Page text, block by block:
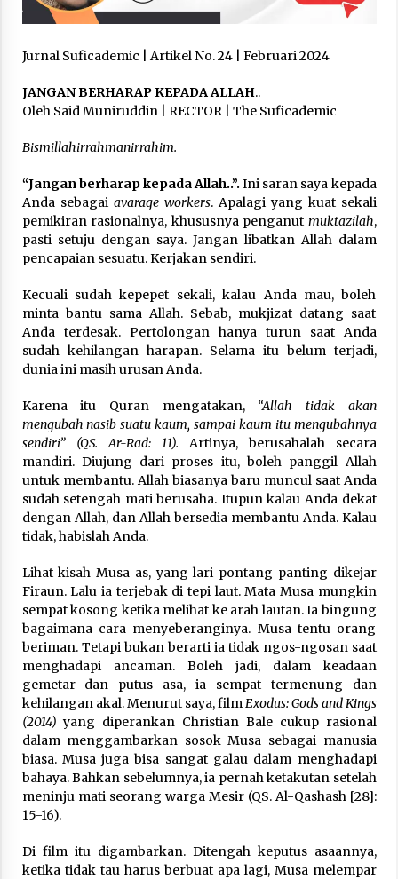
3 months ago
Takut Mati
Siswa YPHC
Said Muniruddin Beri Pelatihan dan Motivasi
untuk 179 Guru Diniyah Disdikbud Kota Banda
Aceh
4 months ago
SELVi: Sebuah Model Motivasi dalam
Kepemimpinan Bisnis
4 months ago
Eksistensi Iran dalam Tiga Ayat: Memahami
Nubuwwat
4 months ago
Jurnal Suficademic | Artikel No. 24 | Februari 2024
JANGAN BERHARAP KEPADA ALLAH..
Oleh Said Muniruddin | RECTOR | The Suficademic
Bismillahirrahmanirrahim.
“Jangan berharap kepada Allah..”. Ini saran saya kepada
Anda sebagai avarage workers. Apalagi yang kuat sekali
pemikiran rasionalnya, khususnya penganut muktazilah,
pasti setuju dengan saya. Jangan libatkan Allah dalam
pencapaian sesuatu. Kerjakan sendiri.
Kecuali sudah kepepet sekali, kalau Anda mau, boleh
minta bantu sama Allah. Sebab, mukjizat datang saat
Anda terdesak. Pertolongan hanya turun saat Anda
sudah kehilangan harapan. Selama itu belum terjadi,
dunia ini masih urusan Anda.
Karena itu Quran mengatakan, “Allah tidak akan
mengubah nasib suatu kaum, sampai kaum itu mengubahnya
sendiri” (QS. Ar-Rad: 11). Artinya, berusahalah secara
mandiri. Diujung dari proses itu, boleh panggil Allah
untuk membantu. Allah biasanya baru muncul saat Anda
sudah setengah mati berusaha. Itupun kalau Anda dekat
dengan Allah, dan Allah bersedia membantu Anda. Kalau
tidak, habislah Anda.
Lihat kisah Musa as, yang lari pontang panting dikejar
Firaun. Lalu ia terjebak di tepi laut. Mata Musa mungkin
sempat kosong ketika melihat ke arah lautan. Ia bingung
bagaimana cara menyeberanginya. Musa tentu orang
beriman. Tetapi bukan berarti ia tidak ngos-ngosan saat
menghadapi ancaman. Boleh jadi, dalam keadaan
gemetar dan putus asa, ia sempat termenung dan
kehilangan akal. Menurut saya, filmExodus: Gods and Kings
(2014) yang diperankan Christian Bale cukup rasional
dalam menggambarkan sosok Musa sebagai manusia
biasa. Musa juga bisa sangat galau dalam menghadapi
bahaya. Bahkan sebelumnya, ia pernah ketakutan setelah
meninju mati seorang warga Mesir (QS. Al-Qashash [28]:
15-16).
Di film itu digambarkan. Ditengah keputus asaannya,
ketika tidak tau harus berbuat apa lagi, Musa melempar